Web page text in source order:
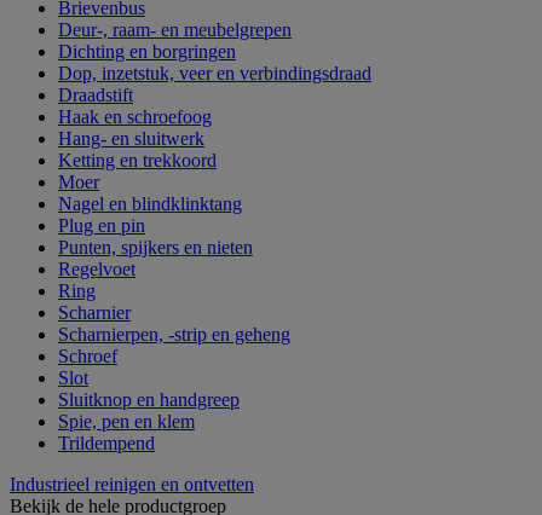
Brievenbus
Deur-, raam- en meubelgrepen
Dichting en borgringen
Dop, inzetstuk, veer en verbindingsdraad
Draadstift
Haak en schroefoog
Hang- en sluitwerk
Ketting en trekkoord
Moer
Nagel en blindklinktang
Plug en pin
Punten, spijkers en nieten
Regelvoet
Ring
Scharnier
Scharnierpen, -strip en geheng
Schroef
Slot
Sluitknop en handgreep
Spie, pen en klem
Trildempend
Industrieel reinigen en ontvetten
Bekijk de hele productgroep